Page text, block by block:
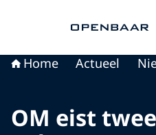
Home Actueel
OM eist